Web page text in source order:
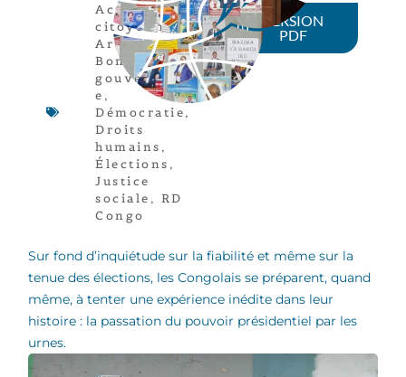
Actions
citoyennes,
Article,
Bonne
gouvernanc
e ,
Démocratie,
Droits
humains ,
Élections ,
Justice
sociale , RD
Congo
VERSION
PDF
Sur fond d’inquiétude sur la fiabilité et même sur la
tenue des élections, les Congolais se préparent, quand
même, à tenter une expérience inédite dans leur
histoire : la passation du pouvoir présidentiel par les
urnes.